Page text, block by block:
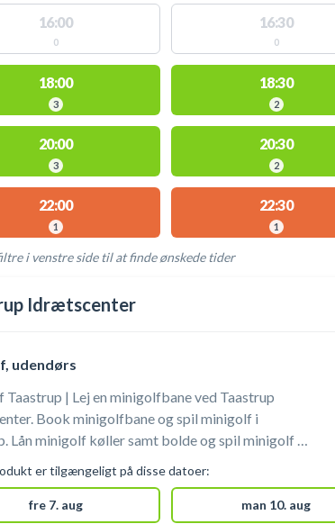
16:00
0
16:30
0
18:00
3
18:30
2
20:00
3
20:30
2
22:00
1
22:30
1
i venstre side til at finde ønskede tider
LEDIGE AKTIVITETER
Idrætscenter
udendørs
| Lej en minigolfbane ved Taastrup
Book minigolfbane og spil minigolf i
i
er tilgængeligt på disse datoer:
fre 7. aug man 10. aug